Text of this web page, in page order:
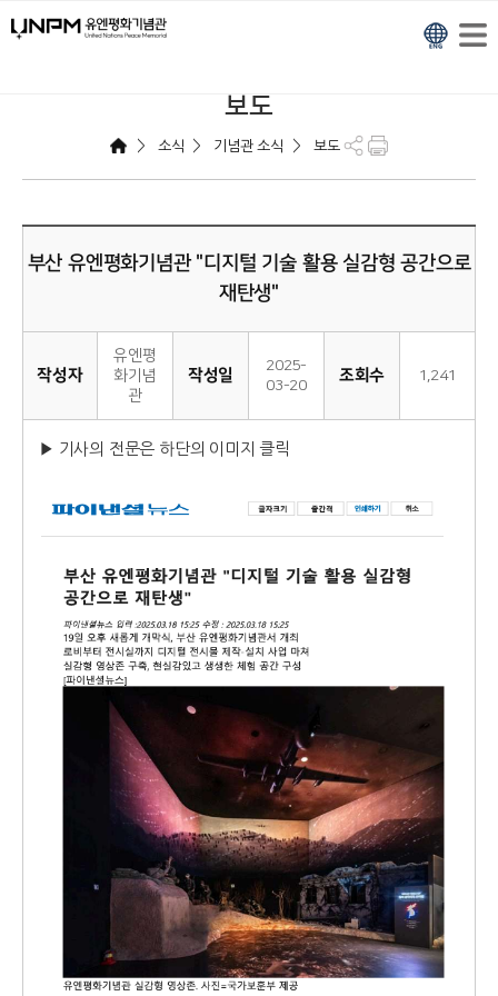
보도
> 소식 > 기념관 소식 > 보도
부산 유엔평화기념관 "디지털 기술 활용 실감형 공간으로
재탄생"
작성자
유엔평
화기념
관
작성일
2025-
03-20
조회수 1,241
▶ 기사의 전문은 하단의 이미지 클릭